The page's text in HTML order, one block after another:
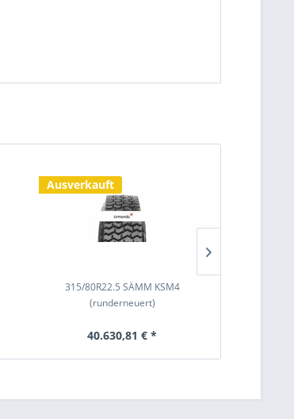
Ausverkauft
315/80R22.5 SÄMM KSM4
(runderneuert)
40.630,81 € *